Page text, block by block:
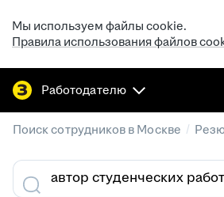
Мы используем файлы cookie.
Правила использования файлов
Работодателю
Поиск сотрудников в Москве /